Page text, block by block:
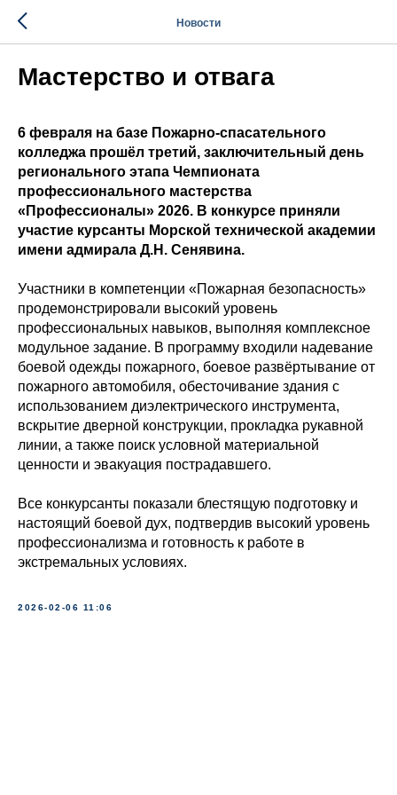
Новости
Мастерство и отвага
6 февраля на базе Пожарно-спасательного
колледжа прошёл третий, заключительный день
регионального этапа Чемпионата
профессионального мастерства
«Профессионалы» 2026. В конкурсе приняли
участие курсанты Морской технической академии
имени адмирала Д.Н. Сенявина.
Участники в компетенции «Пожарная безопасность»
продемонстрировали высокий уровень
профессиональных навыков, выполняя комплексное
модульное задание. В программу входили надевание
боевой одежды пожарного, боевое развёртывание от
пожарного автомобиля, обесточивание здания с
использованием диэлектрического инструмента,
вскрытие дверной конструкции, прокладка рукавной
линии, а также поиск условной материальной
ценности и эвакуация пострадавшего.
Все конкурсанты показали блестящую подготовку и
настоящий боевой дух, подтвердив высокий уровень
профессионализма и готовность к работе в
экстремальных условиях.
2026-02-06 11:06